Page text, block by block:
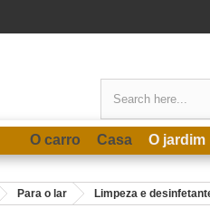
O carro Casa O jardim
Para o lar Limpeza e